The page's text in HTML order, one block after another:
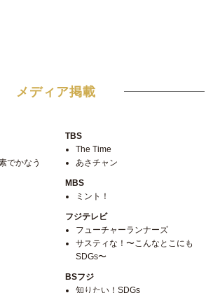
メディア掲載
でかなう
TBS
The Time
あさチャン
MBS
ミント！
フジテレビ
フューチャーランナーズ
サスティな！〜こんなとこにも
SDGs〜
BSフジ
知りたい！SDGs